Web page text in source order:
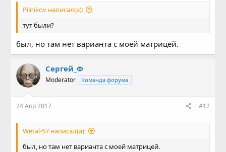
Pilnikov написал(а):
тут были?
был, но там нет варианта с моей матрицей.
Сергей_Ф
Moderator Команда форума
24 Апр 2017 #12
Wetal-57 написал(а):
был, но там нет варианта с моей матрицей.